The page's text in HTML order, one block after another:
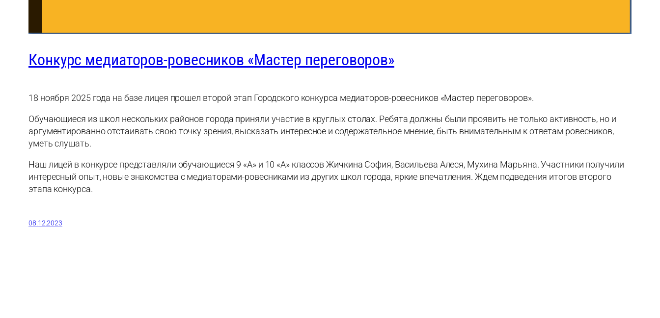
Конкурс медиаторов-ровесников «Мастер переговоров»
18 ноября 2025 года на базе лицея прошел второй этап Городского конкурса медиаторов-ровесников «Мастер переговоров».
Обучающиеся из школ нескольких районов города приняли участие в круглых столах. Ребята должны были проявить не только активность, но и
аргументированно отстаивать свою точку зрения, высказать интересное и содержательное мнение, быть внимательным к ответам ровесников,
уметь слушать.
Наш лицей в конкурсе представляли обучающиеся 9 «А» и 10 «А» классов Жичкина София, Васильева Алеся, Мухина Марьяна. Участники получили
интересный опыт, новые знакомства с медиаторами-ровесниками из других школ города, яркие впечатления. Ждем подведения итогов второго
этапа конкурса.
08.12.2023